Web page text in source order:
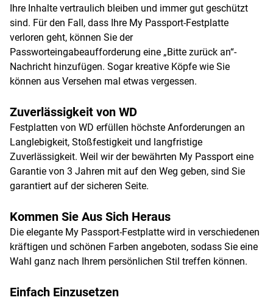
Ihre Inhalte vertraulich bleiben und immer gut geschützt
sind. Für den Fall, dass Ihre My Passport-Festplatte
verloren geht, können Sie der
Passworteingabeaufforderung eine „Bitte zurück an“-
Nachricht hinzufügen. Sogar kreative Köpfe wie Sie
können aus Versehen mal etwas vergessen.
Zuverlässigkeit von WD
Festplatten von WD erfüllen höchste Anforderungen an
Langlebigkeit, Stoßfestigkeit und langfristige
Zuverlässigkeit. Weil wir der bewährten My Passport eine
Garantie von 3 Jahren mit auf den Weg geben, sind Sie
garantiert auf der sicheren Seite.
Kommen Sie Aus Sich Heraus
Die elegante My Passport-Festplatte wird in verschiedenen
kräftigen und schönen Farben angeboten, sodass Sie eine
Wahl ganz nach Ihrem persönlichen Stil treffen können.
Einfach Einzusetzen